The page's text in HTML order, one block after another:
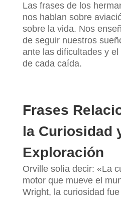
Las frases de los
nos hablan sobre
sobre la vida. Nos
de seguir nuestros
ante las dificultades y
de cada caída.
Frases
la Curiosidad
Exploración
Orville solía decir: «La
motor que mueve el
Wright, la curiosidad